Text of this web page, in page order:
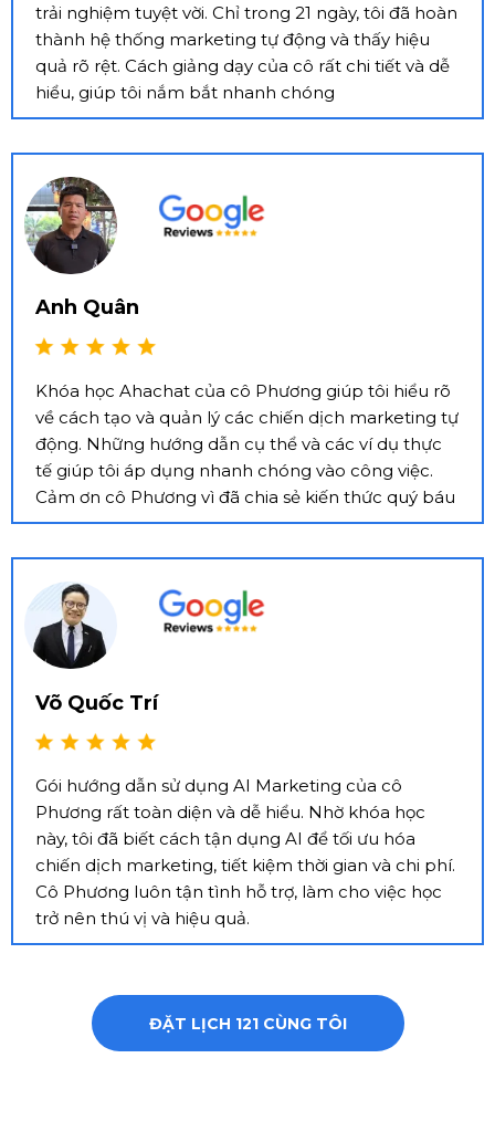
trải nghiệm tuyệt vời. Chỉ trong 21 ngày, tôi đã hoàn
thành hệ thống marketing tự động và thấy hiệu
quả rõ rệt. Cách giảng dạy của cô rất chi tiết và dễ
hiểu, giúp tôi nắm bắt nhanh chóng
Anh Quân
Khóa học Ahachat của cô Phương giúp tôi hiểu rõ
về cách tạo và quản lý các chiến dịch marketing tự
động. Những hướng dẫn cụ thể và các ví dụ thực
tế giúp tôi áp dụng nhanh chóng vào công việc.
Cảm ơn cô Phương vì đã chia sẻ kiến thức quý báu
Võ Quốc Trí
Gói hướng dẫn sử dụng AI Marketing của cô
Phương rất toàn diện và dễ hiểu. Nhờ khóa học
này, tôi đã biết cách tận dụng AI để tối ưu hóa
chiến dịch marketing, tiết kiệm thời gian và chi phí.
Cô Phương luôn tận tình hỗ trợ, làm cho việc học
trở nên thú vị và hiệu quả.
ĐẶT LỊCH 121 CÙNG TÔI